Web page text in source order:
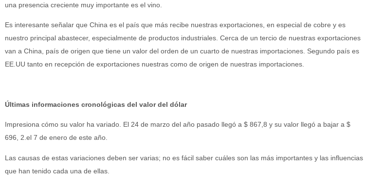
una presencia creciente muy importante es el vino.
Es interesante señalar que China es el país que más recibe nuestras exportaciones, en especial de cobre y es
nuestro principal abastecer, especialmente de productos industriales. Cerca de un tercio de nuestras exportaciones
van a China, país de origen que tiene un valor del orden de un cuarto de nuestras importaciones. Segundo país es
EE.UU tanto en recepción de exportaciones nuestras como de origen de nuestras importaciones.
Últimas informaciones cronológicas del valor del dólar
Impresiona cómo su valor ha variado. El 24 de marzo del año pasado llegó a $ 867,8 y su valor llegó a bajar a $
696, 2.el 7 de enero de este año.
Las causas de estas variaciones deben ser varias; no es fácil saber cuáles son las más importantes y las influencias
que han tenido cada una de ellas.